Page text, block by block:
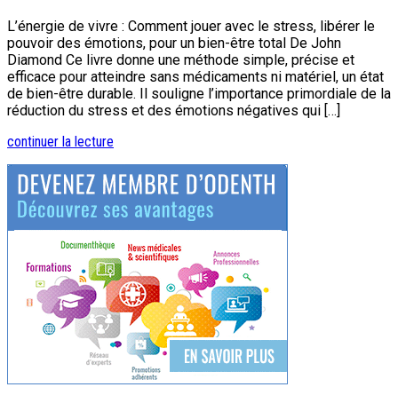
L’énergie de vivre : Comment jouer avec le stress, libérer le
pouvoir des émotions, pour un bien-être total De John
Diamond Ce livre donne une méthode simple, précise et
efficace pour atteindre sans médicaments ni matériel, un état
de bien-être durable. Il souligne l’importance primordiale de la
réduction du stress et des émotions négatives qui […]
continuer la lecture